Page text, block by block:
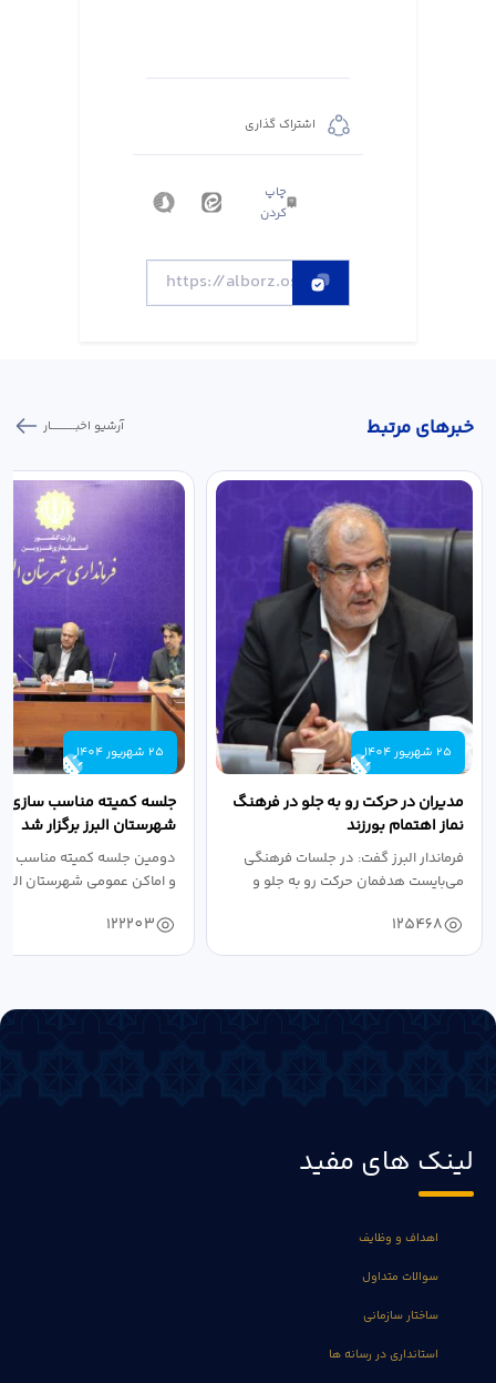
اشتراک گذاری
چاپ
کردن
خبر‌های مرتبط آرشیو اخبـــــــــــار
25 شهریور 1404
مدیران در حرکت رو به جلو در فرهنگ
نماز اهتمام بورزند
فرماندار البرز گفت: در جلسات فرهنگی
می‌بایست هدفمان حرکت رو به جلو و
125468
25 شهریور 1404
جلسه کمیته مناسب سازی
شهرستان البرز برگزار شد
دومین جلسه کمیته مناسب
و اماکن عمومی شهرستان
122203
لینک های مفید
اهداف و وظایف
سوالات متداول
ساختار سازمانی
استانداری در رسانه ها